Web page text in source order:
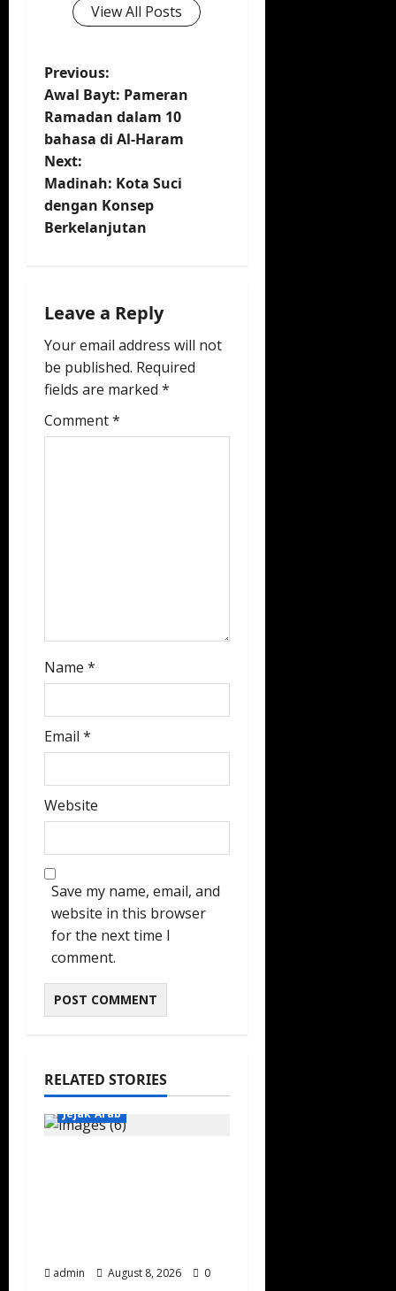
View All Posts
P
o
s
t
n
v
i
g
a
Previous:
Awal Bayt: Pameran
Ramadan dalam 10
bahasa di Al-Haram
Next:
Madinah: Kota Suci
dengan Konsep
Berkelanjutan
Leave a Reply
Your email address will not
be published. Required
fields are marked *
Comment*
Name *
Email *
Website
Save my name, email, and
website in this browser
for the next time I
comment.
RELATED STORIES
Jejak Arab
admin August 8, 2026
0